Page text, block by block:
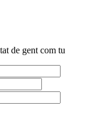
de gent com tu